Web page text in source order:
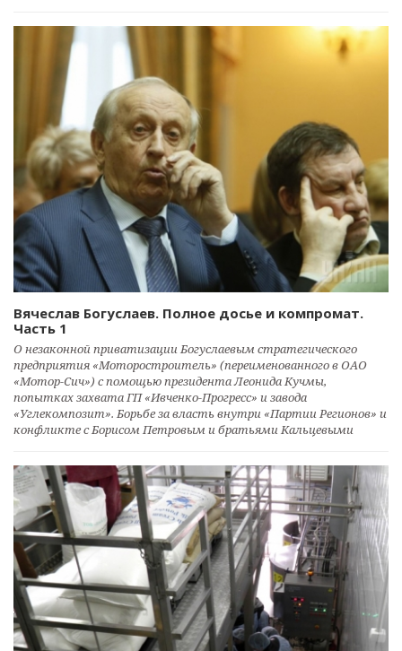
Вячеслав Богуслаев. Полное досье и компромат.
Часть 1
О незаконной приватизации Богуслаевым стратегического
предприятия «Моторостроитель» (переименованного в ОАО
«Мотор-Сич») с помощью президента Леонида Кучмы,
попытках захвата ГП «Ивченко-Прогресс» и завода
«Углекомпозит». Борьбе за власть внутри «Партии Регионов» и
конфликте с Борисом Петровым и братьями Кальцевыми